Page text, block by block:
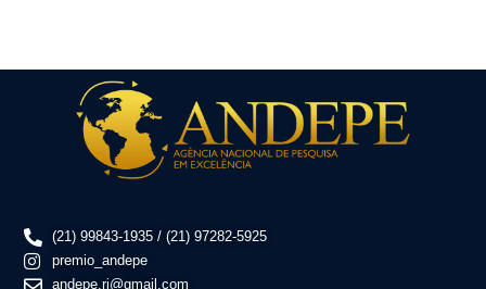
(21) 99843-1935 / (21) 97282-5925
premio_andepe
andepe.rj@gmail.com